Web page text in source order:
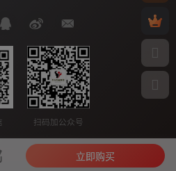
扫码加公众号
立即购买